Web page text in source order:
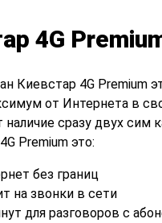
4G
Киевстар 4G Premium
от Интернета в
наличие сразу двух
Premium это:
без границ
на звонки в сети
для разговоров с